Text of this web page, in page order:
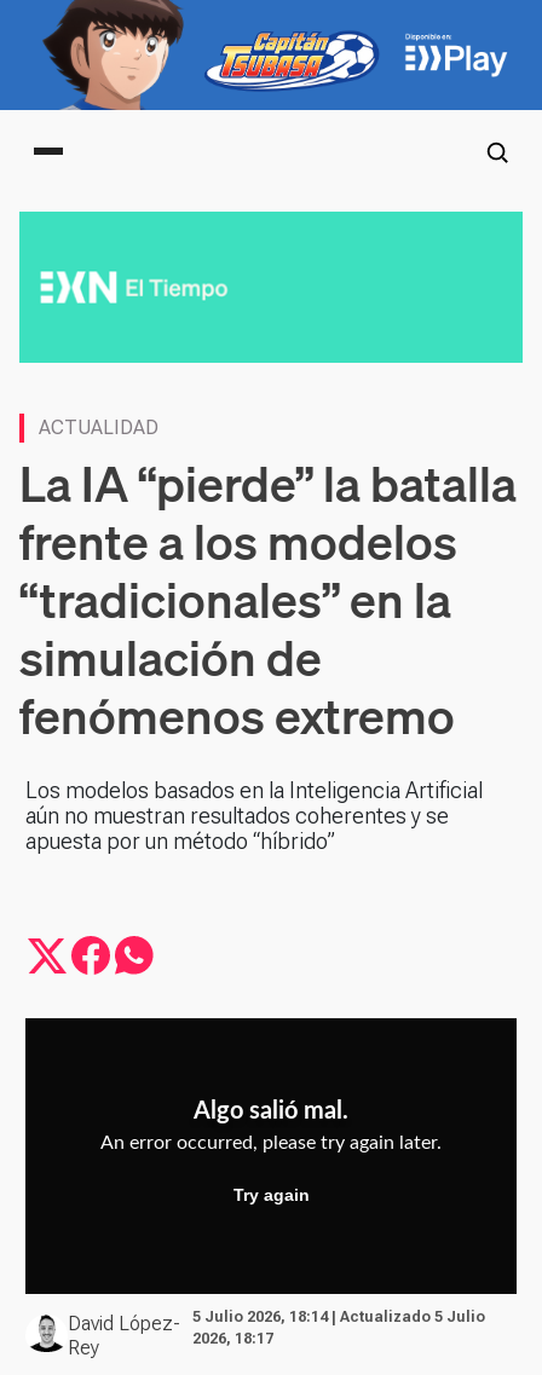
Main menu
ACTUALIDAD
La IA “pierde” la batalla
frente a los modelos
“tradicionales” en la
simulación de
fenómenos extremo
Los modelos basados en la Inteligencia Artificial
aún no muestran resultados coherentes y se
apuesta por un método “híbrido”
David López-
Rey
5 Julio 2026, 18:14 | Actualizado 5 Julio
2026, 18:17